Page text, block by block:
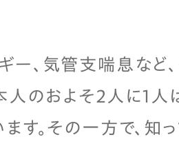
ー、気管支喘息など
人のおよそ2人に1
す。その一方で、知